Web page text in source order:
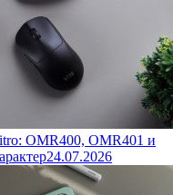
OMR400, OMR401 и
24.07.2026